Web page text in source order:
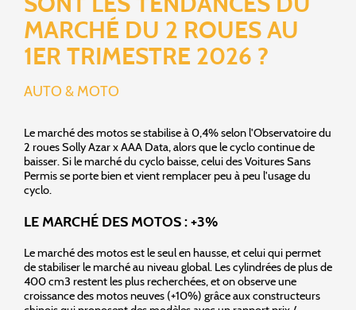
MARCHÉ DU 2 ROUES AU
1ER TRIMESTRE 2026 ?
AUTO & MOTO
Le marché des motos se stabilise à 0,4% selon l'Observatoire du
2 roues Solly Azar x AAA Data, alors que le cyclo continue de
baisser. Si le marché du cyclo baisse, celui des Voitures Sans
Permis se porte bien et vient remplacer peu à peu l'usage du
cyclo.
LE MARCHÉ DES MOTOS : +3%
Le marché des motos est le seul en hausse, et celui qui permet
de stabiliser le marché au niveau global. Les cylindrées de plus de
400 cm3 restent les plus recherchées, et on observe une
croissance des motos neuves (+10%) grâce aux constructeurs